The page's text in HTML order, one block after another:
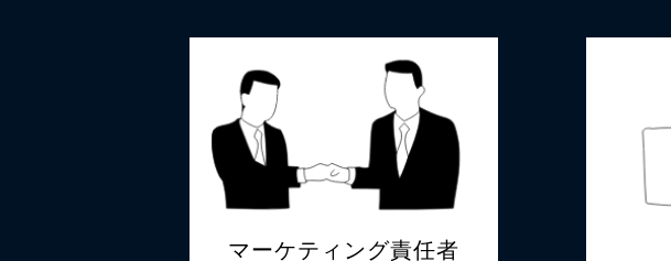
マーケティング責任者